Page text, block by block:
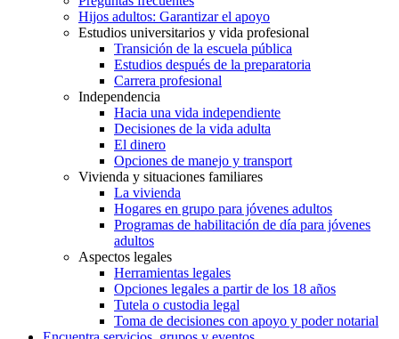
Hijos adultos: Garantizar el apoyo
Estudios universitarios y vida profesional
Transición de la escuela pública
Estudios después de la preparatoria
Carrera profesional
Independencia
Hacia una vida independiente
Decisiones de la vida adulta
El dinero
Opciones de manejo y transport
Vivienda y situaciones familiares
La vivienda
Hogares en grupo para jóvenes adultos
Programas de habilitación de día para jóvenes
adultos
Aspectos legales
Herramientas legales
Opciones legales a partir de los 18 años
Tutela o custodia legal
Toma de decisiones con apoyo y poder notarial